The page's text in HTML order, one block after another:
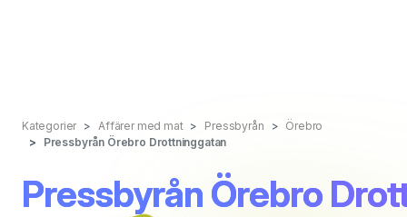
Kategorier Affärer med mat Pressbyrån
Örebro
Pressbyrån Örebro Drottninggatan
Pressbyrån Örebro